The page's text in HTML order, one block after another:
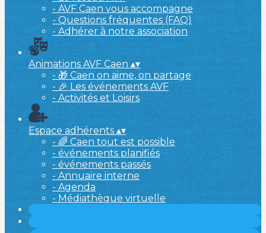
- AVF Caen vous accompagne
- Questions fréquentes (FAQ)
- Adhérer à notre association
Animations AVF Caen▴▾
- 🎁 Caen on aime, on partage
- 🎉 Les événements AVF
- Activités et Loisirs
Espace adhérents▴▾
- 🌈 Caen tout est possible
- événements planifiés
- événements passés
- Annuaire interne
- Agenda
- Médiathèque virtuelle